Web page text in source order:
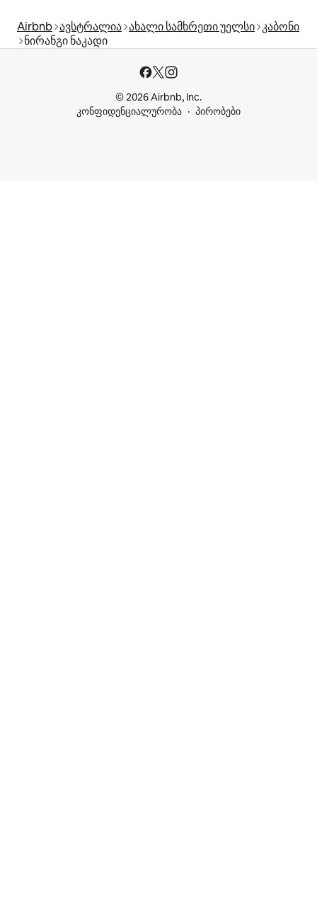
Airbnb ავსტრალია ახალი სამხრეთი უელსი კაბონი
ნირანგი ნაკადი
© 2026 Airbnb, Inc.
კონფიდენციალურობა
პირობები